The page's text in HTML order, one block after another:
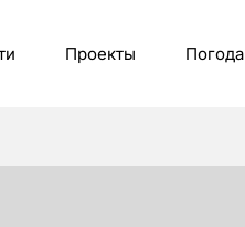
Проекты Погода